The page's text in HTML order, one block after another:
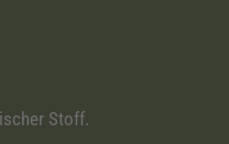
Stoff.